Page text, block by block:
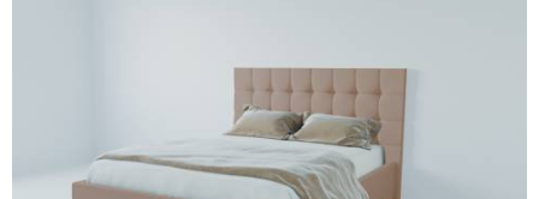
СПАЛЬНИ